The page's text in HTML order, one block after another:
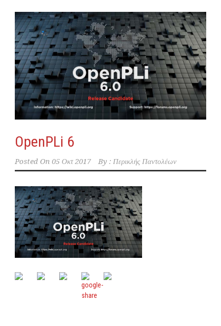
OpenPLi 6
Posted On 05 Οκτ 2017 By : Περικλής Παντολέων